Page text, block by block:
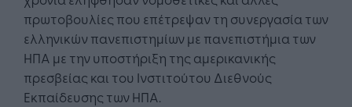
πρωτοβουλίες που επέτρεψαν τη συνεργασία των
ελληνικών πανεπιστημίων με πανεπιστήμια των
ΗΠΑ με την υποστήριξη της αμερικανικής
πρεσβείας και του Ινστιτούτου Διεθνούς
Εκπαίδευσης των ΗΠΑ.